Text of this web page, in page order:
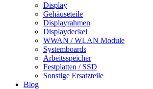
Display
Gehäuseteile
Displayrahmen
Displaydeckel
WWAN / WLAN Module
Systemboards
Arbeitsspeicher
Festplatten / SSD
Sonstige Ersatzteile
Blog